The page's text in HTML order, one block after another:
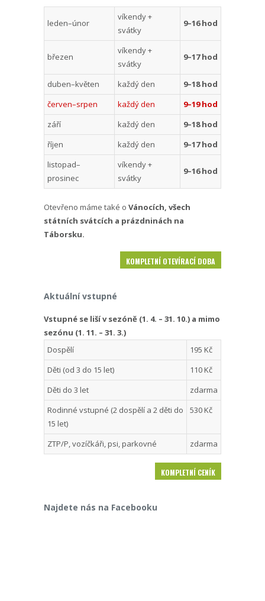
leden–únor
víkendy +
svátky
9–16 hod
březen
víkendy +
svátky
9–17 hod
duben–květen každý den
9–18 hod
červen–srpen
každý den
9–19 hod
září
každý den
9–18 hod
říjen
každý den
9–17 hod
listopad–
prosinec
víkendy +
svátky
9–16 hod
Otevřeno máme také o Vánocích, všech
státních svátcích a prázdninách na
Táborsku.
KOMPLETNÍ OTEVÍRACÍ DOBA
Aktuální vstupné
Vstupné se liší v sezóně (1. 4. – 31. 10.) a mimo
sezónu (1. 11. – 31. 3.)
Dospělí
195 Kč
Děti (od 3 do 15 let)
110 Kč
Děti do 3 let
zdarma
Rodinné vstupné (2 dospělí a 2 děti do
15 let)
530 Kč
ZTP/P, vozíčkáři, psi, parkovné zdarma
KOMPLETNÍ CENÍK
Najdete nás na Facebooku